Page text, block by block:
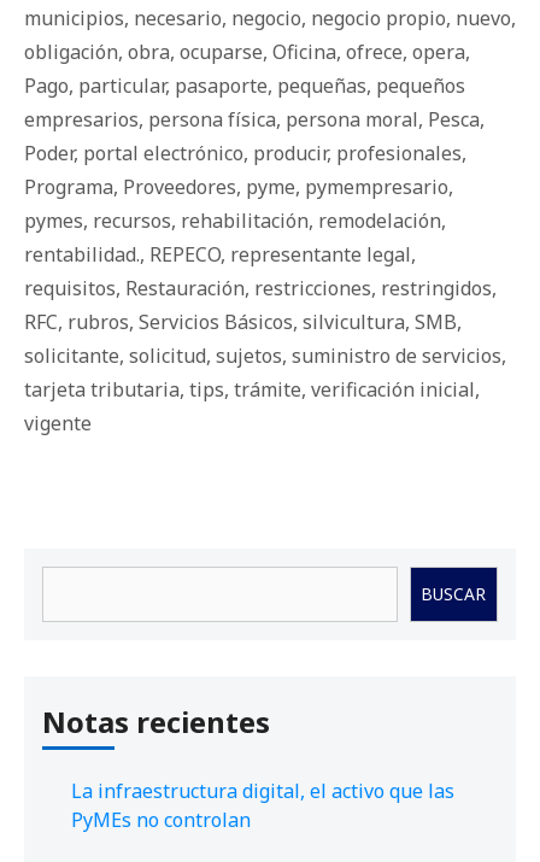
municipios, necesario, negocio, negocio propio, nuevo,
obligación, obra, ocuparse, Oficina, ofrece, opera,
Pago, particular, pasaporte, pequeñas, pequeños
empresarios, persona física, persona moral, Pesca,
Poder, portal electrónico, producir, profesionales,
Programa, Proveedores, pyme, pymempresario,
pymes, recursos, rehabilitación, remodelación,
rentabilidad., REPECO, representante legal,
requisitos, Restauración, restricciones, restringidos,
RFC, rubros, Servicios Básicos, silvicultura, SMB,
solicitante, solicitud, sujetos, suministro de servicios,
tarjeta tributaria, tips, trámite, verificación inicial,
vigente
BUSCAR
Notas recientes
La infraestructura digital, el activo que las
PyMEs no controlan